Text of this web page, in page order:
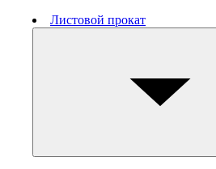
Листовой прокат